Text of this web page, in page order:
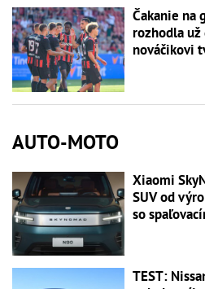
Čakanie na
rozhodla už
nováčikovi
AUTO-MOTO
Xiaomi
SUV od
so
TEST: